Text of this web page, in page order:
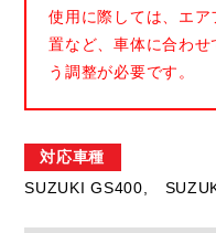
使用に際しては、エ
置など、車体に合わせ
う調整が必要です。
対応車種
SUZUKI GS400,